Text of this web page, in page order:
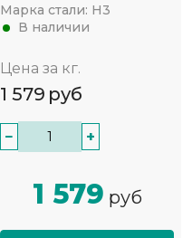
Марка стали: Н3
В наличии
Цена за кг.
1 579 руб
− +
1 579 руб